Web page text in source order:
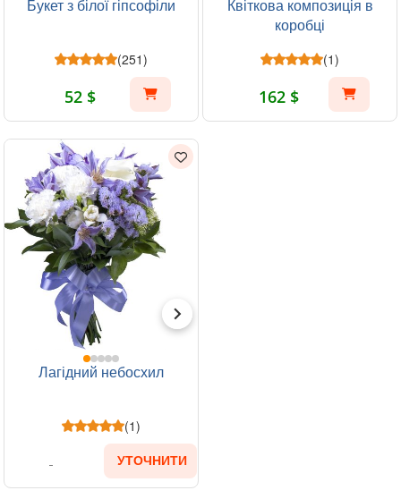
Букет з білої гіпсофіли
(251)
52 $
Квіткова композиція в
коробці
(1)
162 $
Лагідний небосхил
(1)
УТОЧНИТИ